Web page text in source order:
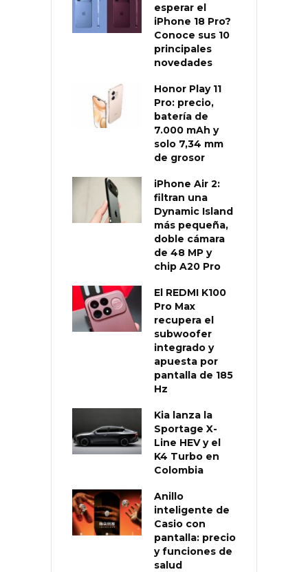
esperar el
iPhone 18 Pro?
Conoce sus 10
principales
novedades
Honor Play 11
Pro: precio,
batería de
7.000 mAh y
solo 7,34 mm
de grosor
iPhone Air 2:
filtran una
Dynamic Island
más pequeña,
doble cámara
de 48 MP y
chip A20 Pro
El REDMI K100
Pro Max
recupera el
subwoofer
integrado y
apuesta por
pantalla de 185
Hz
Kia lanza la
Sportage X-
Line HEV y el
K4 Turbo en
Colombia
Anillo
inteligente de
Casio con
pantalla: precio
y funciones de
salud